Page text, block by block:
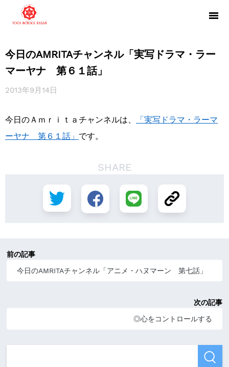
今日のAMRITAチャンネル「実写ドラマ・ラー
マーヤナ 第６１話」
2013年9月14日
今日のＡｍｒｉｔａチャンネルは、
「実写ドラマ・ラーマ
ーヤナ 第６１話」 です。
SHARE
前の記事
今日のAMRITAチャンネル「アニメ・ハヌマーン 第七話」
次の記事
◎心をコントロールする